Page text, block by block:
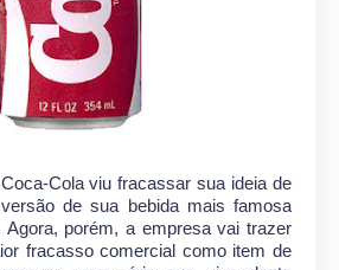
Cola viu fracassar sua ideia de
de sua bebida mais famosa
porém, a empresa vai trazer
fracasso comercial como item de